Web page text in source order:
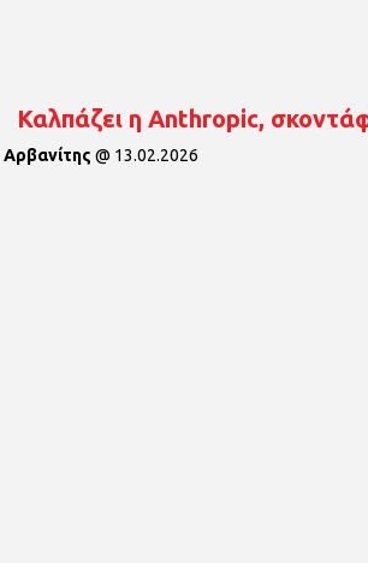
Καλπάζει η Anthropic,
@ 13.02.2026